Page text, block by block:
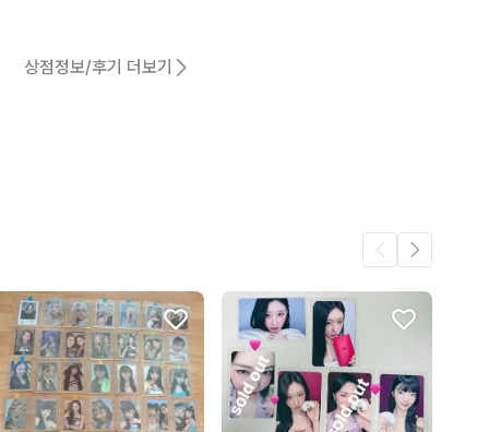
7
상점정보/후기 더보기